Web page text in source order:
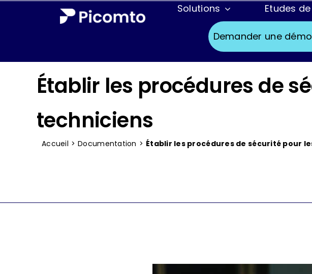
Solutions
Secteurs
Aéronautique
Agroalimentaire
Services de terrain
Checklist
Data
Etudes
Demander une démo
Établir les procédures de
techniciens
Accueil > Documentation > Établir les procédures de sécurité pour